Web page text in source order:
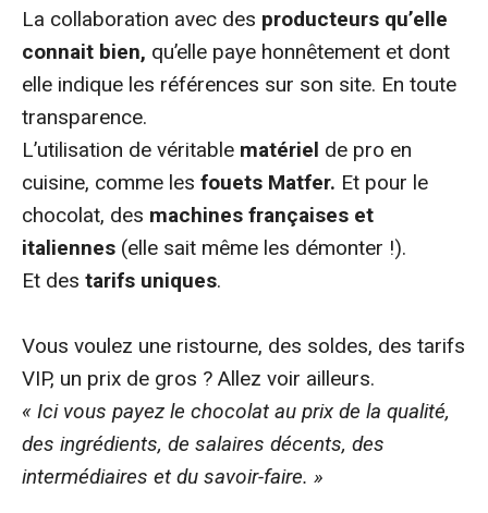
La collaboration avec des producteurs qu’elle
connait bien, qu’elle paye honnêtement et dont
elle indique les références sur son site. En toute
transparence.
L’utilisation de véritable matériel de pro en
cuisine, comme les fouets Matfer. Et pour le
chocolat, des machines françaises et
italiennes (elle sait même les démonter !).
Et des tarifs uniques.
Vous voulez une ristourne, des soldes, des tarifs
VIP, un prix de gros ? Allez voir ailleurs.
« Ici vous payez le chocolat au prix de la qualité,
des ingrédients, de salaires décents, des
intermédiaires et du savoir-faire. »